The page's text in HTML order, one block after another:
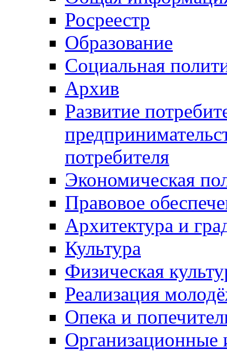
Росреестр
Образование
Социальная
Архив
Развитие
потребителя
Экономическая
Правовое
Архитектура и
Культура
Физическая
Реализация
Опека и